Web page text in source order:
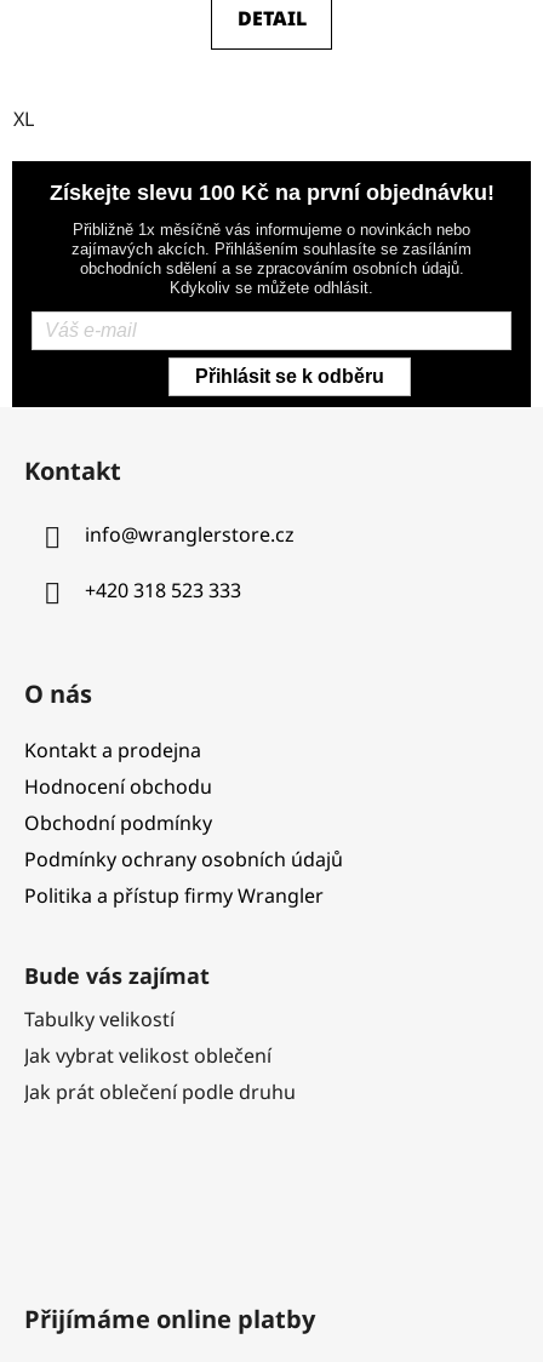
DETAIL
XL
Získejte slevu 100 Kč na první objednávku!
Přibližně 1x měsíčně vás informujeme o novinkách nebo
zajímavých akcích. Přihlášením souhlasíte se zasíláním
obchodních sdělení a se zpracováním osobních údajů.
Kdykoliv se můžete odhlásit.
Přihlásit se k odběru
Z
Kontakt
info@wranglerstore.cz
+420 318 523 333
O nás
Kontakt a prodejna
Hodnocení obchodu
Obchodní podmínky
Podmínky ochrany osobních údajů
Politika a přístup firmy Wrangler
Bude vás zajímat
Tabulky velikostí
Jak vybrat velikost oblečení
Jak prát oblečení podle druhu
Přijímáme online platby